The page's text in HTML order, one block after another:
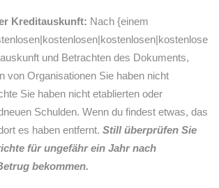
Kreditauskunft: Nach {einem
und Betrachten des Dokuments,
von Organisationen Sie haben nicht
Sie haben nicht etablierten oder
Schulden. Wenn du findest etwas, das
es haben entfernt. Still überprüfen Sie
für ungefähr ein Jahr nach
bekommen.